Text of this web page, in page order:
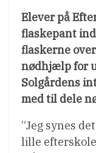
Elever på
flaskepant
flaskerne
nødhjælp for
Solgårdens
med til dele
”Jeg synes
lille